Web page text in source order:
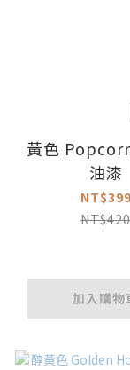
黃色
油漆
NT$399
NT$420
加入購物